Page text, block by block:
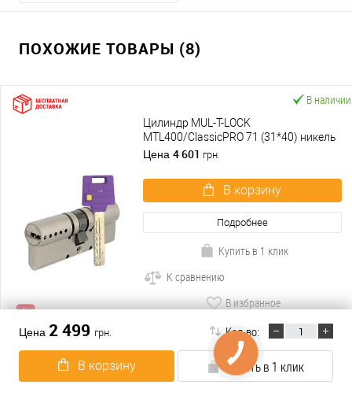
Цена 2 499 грн. Кол-во:
В корзину Купить в 1 клик
ПОХОЖИЕ ТОВАРЫ (8)
В наличии
Цилиндр MUL-T-LOCK
MTL400/ClassicPRO 71 (31*40) никель
сатин
Цена 4 601 грн.
В корзину
Подробнее
Купить в 1 клик
К сравнению
В избранное
В наличии
Цилиндр MUL-T-LOCK